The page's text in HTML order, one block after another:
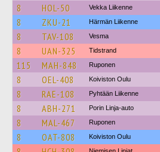
8 HOL-50 Vekka Liikenne
8 ZKU-21 Härmän Liikenne
8 TAV-108 Vesma
8 UAN-325 Tidstrand
115 MAH-848 Ruponen
8 OEL-408 Koiviston Oulu
8 RAE-108 Pyhtään Liikenne
8 ABH-271 Porin Linja-auto
8 MAL-467 Ruponen
8 OAT-808 Koiviston Oulu